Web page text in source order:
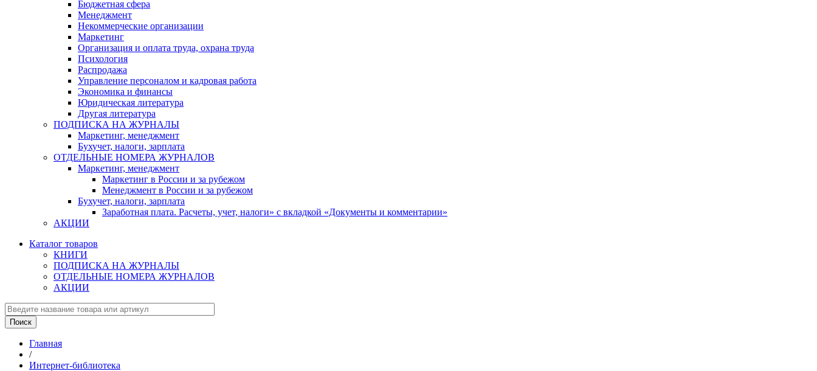
Бюджетная сфера
Менеджмент
Некоммерческие организации
Маркетинг
Организация и оплата труда, охрана труда
Психология
Распродажа
Управление персоналом и кадровая работа
Экономика и финансы
Юридическая литература
Другая литература
ПОДПИСКА НА ЖУРНАЛЫ
Маркетинг, менеджмент
Бухучет, налоги, зарплата
ОТДЕЛЬНЫЕ НОМЕРА ЖУРНАЛОВ
Маркетинг, менеджмент
Маркетинг в России и за рубежом
Менеджмент в России и за рубежом
Бухучет, налоги, зарплата
Заработная плата. Расчеты, учет, налоги» с вкладкой «Документы и комментарии»
АКЦИИ
Каталог товаров
КНИГИ
ПОДПИСКА НА ЖУРНАЛЫ
ОТДЕЛЬНЫЕ НОМЕРА ЖУРНАЛОВ
АКЦИИ
Главная
/
Интернет-библиотека